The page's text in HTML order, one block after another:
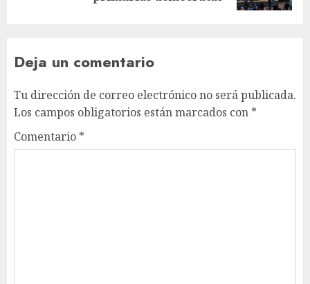
Deja un comentario
Tu dirección de correo electrónico no será publicada.
Los campos obligatorios están marcados con *
Comentario *